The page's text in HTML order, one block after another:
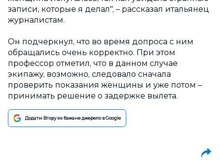
записи, которые я делал", – рассказал итальянец
журналистам.
Он подчеркнул, что во время допроса с ним
обращались очень корректно. При этом
профессор отметил, что в данном случае
экипажу, возможно, следовало сначала
проверить показания женщины и уже потом –
принимать решение о задержке вылета.
Додати Вгору як бажане джерело в Google